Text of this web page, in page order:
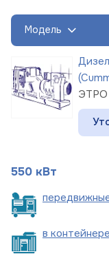
Модель
ЭТРО
550 кВт
пере
в контейнере